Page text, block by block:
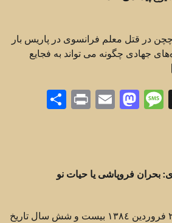
چچن در قتل معلم فرانسوی در پاریس بار
جهادی چگونه می تواند به فجایع
X
Message
Mastodon
Email
Print
بحران فروپاشی یا حیات نو
رضا فانی یزدی شنبه ٢٠ فروردين ١٣٨٤ بیست و شش سال تاریخ